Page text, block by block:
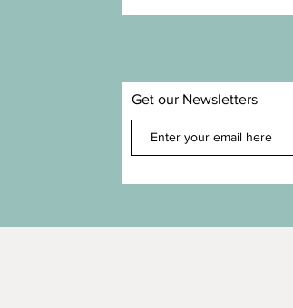
Get our Newsletters